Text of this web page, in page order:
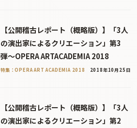
【公開稽古レポート（概略版）】「3人
の演出家によるクリエーション」第3
弾〜OPERA ARTACADEMIA 2018
特集：OPERA ART ACADEMIA 2018 2018年10月25日
【公開稽古レポート（概略版）】「3人
の演出家によるクリエーション」第2